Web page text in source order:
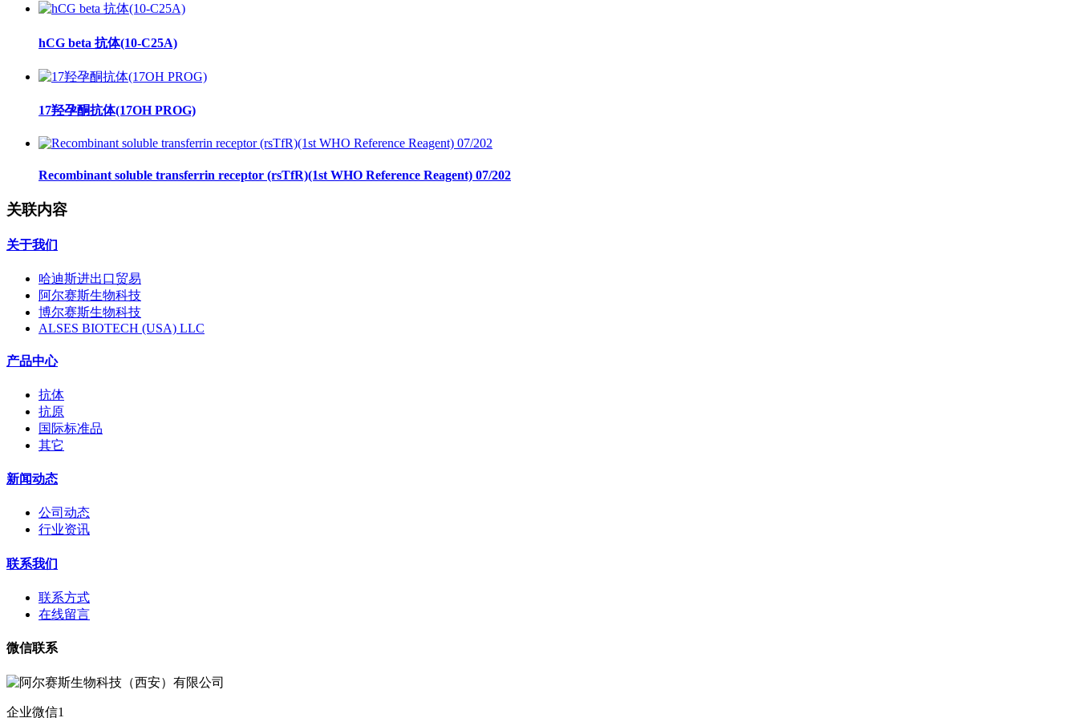
hCG beta 抗体(10-C25A)
17羟孕酮抗体(17OH PROG)
Recombinant soluble transferrin receptor (rsTfR)(1st WHO Reference Reagent) 07/202
关联内容
关于我们
哈迪斯进出口贸易
阿尔赛斯生物科技
博尔赛斯生物科技
ALSES BIOTECH (USA) LLC
产品中心
抗体
抗原
国际标准品
其它
新闻动态
公司动态
行业资讯
联系我们
联系方式
在线留言
微信联系
企业微信1